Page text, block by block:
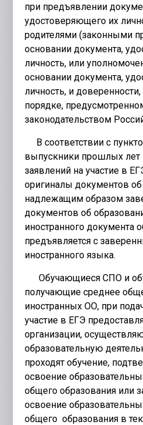
при предъявлении
удостоверяющего их
родителями (законными
основании документа,
личность, или
основании документа,
личность, и
порядке,
законодательством
В соответствии с
выпускники прошлых лет
заявлений на участие в
оригиналы документов
надлежащим образом
документов об
иностранного документа
предъявляется с
иностранного языка.
Обучающиеся СПО и
получающие среднее
иностранных ОО, при
участие в ЕГЭ
организации,
образовательную
проходят обучение,
освоение
общего образования или
освоение
общего образования в